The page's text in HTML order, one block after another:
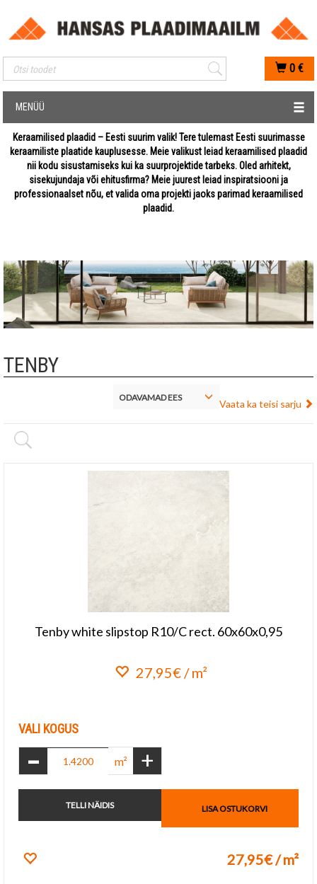
Mobiilis otsimise sisestus
0 €
MENÜÜ
Keraamilised plaadid – Eesti suurim valik! Tere tulemast Eesti suurimasse
keraamiliste plaatide kauplusesse. Meie valikust leiad keraamilised plaadid
nii kodu sisustamiseks kui ka suurprojektide tarbeks. Oled arhitekt,
sisekujundaja või ehitusfirma? Meie juurest leiad inspiratsiooni ja
professionaalset nõu, et valida oma projekti jaoks parimad keraamilised
plaadid.
TENBY
Vaata ka teisi sarju
ODAVAMAD EES
Tenby white slipstop R10/C rect. 60x60x0,95
27,95€ / m²
VALI KOGUS
- m² +
TELLI NÄIDIS LISA OSTUKORVI
27,95€ / m²